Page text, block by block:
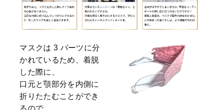
マスクは 3 パーツに分
かれているため、着脱
した際に、
口元と顎部分を内側に
折りたたむことができ